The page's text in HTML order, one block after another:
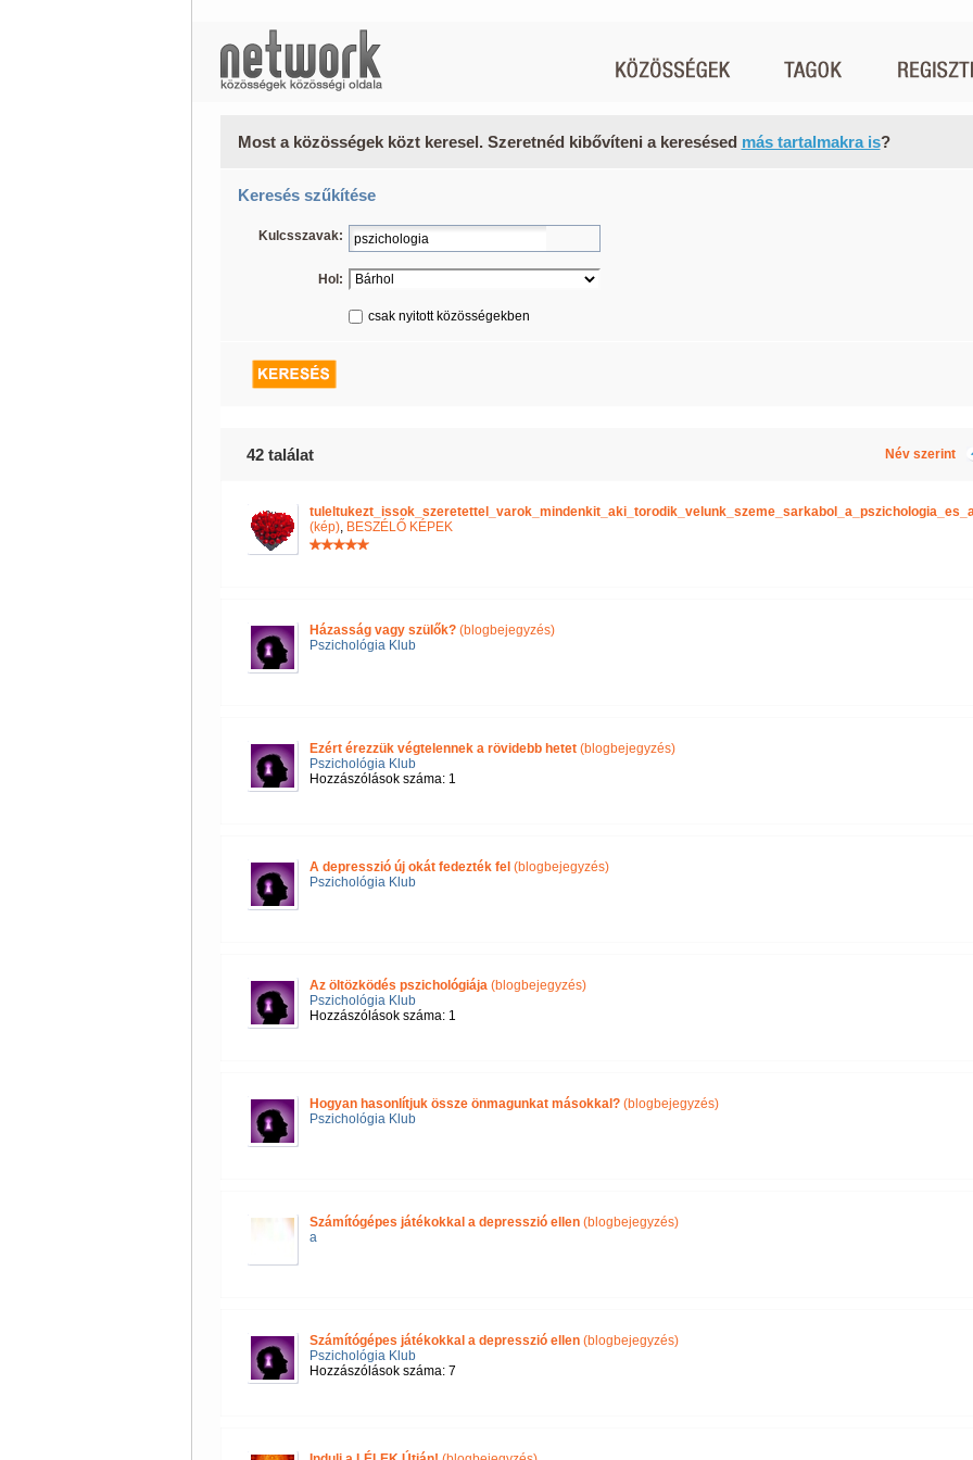
Most a közösségek közt keresel. Szeretnéd kibővíteni a keresésed más tartalmakra is?
Keresés szűkítése
Kulcsszavak:
Hol:
csak nyitott közösségekben
42 találat Név szerint
(kép), BESZÉLŐ KÉPEK
Házasság vagy szülők?(blogbejegyzés)
Pszichológia Klub
Ezért érezzük végtelennek a rövidebb hetet(blogbejegyzés)
Pszichológia Klub
Hozzászólások száma: 1
A depresszió új okát fedezték fel (blogbejegyzés)
Pszichológia Klub
Az öltözködés pszichológiája(blogbejegyzés)
Pszichológia Klub
Hozzászólások száma: 1
Hogyan hasonlítjuk össze önmagunkat másokkal?(blogbejegyzés)
Pszichológia Klub
Számítógépes játékokkal a depresszió ellen(blogbejegyzés)
a
Számítógépes játékokkal a depresszió ellen(blogbejegyzés)
Pszichológia Klub
Hozzászólások száma: 7